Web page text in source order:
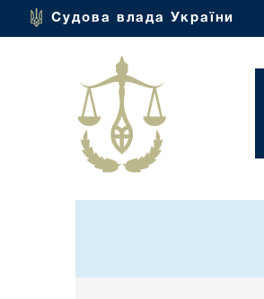
Судова влада України